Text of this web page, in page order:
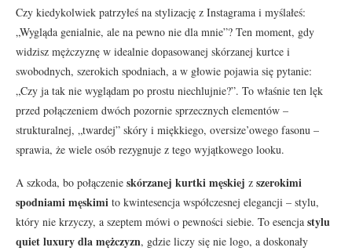
Czy kiedykolwiek patrzyłeś na stylizację z Instagrama i myślałeś:
„Wygląda genialnie, ale na pewno nie dla mnie”? Ten moment, gdy
widzisz mężczyznę w idealnie dopasowanej skórzanej kurtce i
swobodnych, szerokich spodniach, a w głowie pojawia się pytanie:
„Czy ja tak nie wyglądam po prostu niechlujnie?”. To właśnie ten lęk
przed połączeniem dwóch pozornie sprzecznych elementów –
strukturalnej, „twardej” skóry i miękkiego, oversize’owego fasonu –
sprawia, że wiele osób rezygnuje z tego wyjątkowego looku.
A szkoda, bo połączenie skórzanej kurtki męskiej z szerokimi
spodniami męskimi to kwintesencja współczesnej elegancji – stylu,
który nie krzyczy, a szeptem mówi o pewności siebie. To esencja stylu
quiet luxury dla mężczyzn, gdzie liczy się nie logo, a doskonały